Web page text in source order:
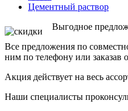
Цементный раствор
Выгодное
Все предложения по
ним по телефону или
Акция действует на весь
Наши специалисты